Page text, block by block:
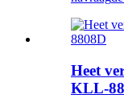
Heet
KLL-